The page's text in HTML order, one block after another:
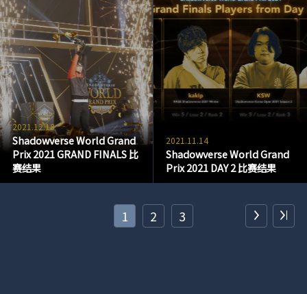
2021.12.18
Shadowverse World Grand
Prix 2021 GRAND FINALS 比
赛结果
2021.11.14
Shadowverse World Grand
Prix 2021 DAY 2 比赛结果
1 2 3